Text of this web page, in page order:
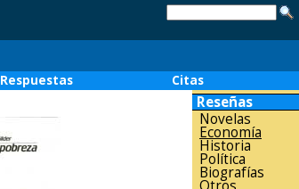
Respuestas
Citas
Reseñas
Novelas
Economía
Historia
Política
Biografías